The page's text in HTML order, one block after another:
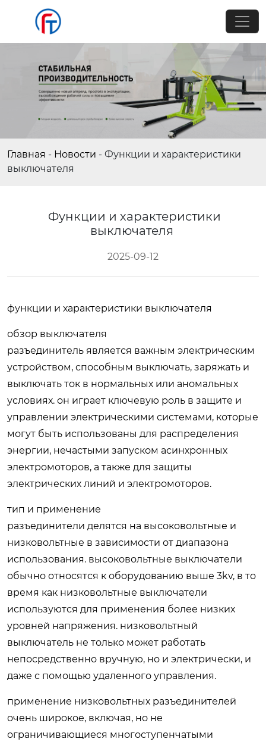
Главная - Новости - Функции и характеристики
выключателя
Функции и характеристики
выключателя
2025-09-12
функции и характеристики выключателя
обзор выключателя
разъединитель является важным электрическим
устройством, способным выключать, заряжать и
выключать ток в нормальных или аномальных
условиях. он играет ключевую роль в защите и
управлении электрическими системами, которые
могут быть использованы для распределения
энергии, нечастыми запуском асинхронных
электромоторов, а также для защиты
электрических линий и электромоторов.
тип и применение
разъединители делятся на высоковольтные и
низковольтные в зависимости от диапазона
использования. высоковольтные выключатели
обычно относятся к оборудованию выше 3kv, в то
время как низковольтные выключатели
используются для применения более низких
уровней напряжения. низковольтный
выключатель не только может работать
непосредственно вручную, но и электрически, и
даже с помощью удаленного управления.
применение низковольтных разъединителей
очень широкое, включая, но не
ограничивающиеся многоступенчатыми